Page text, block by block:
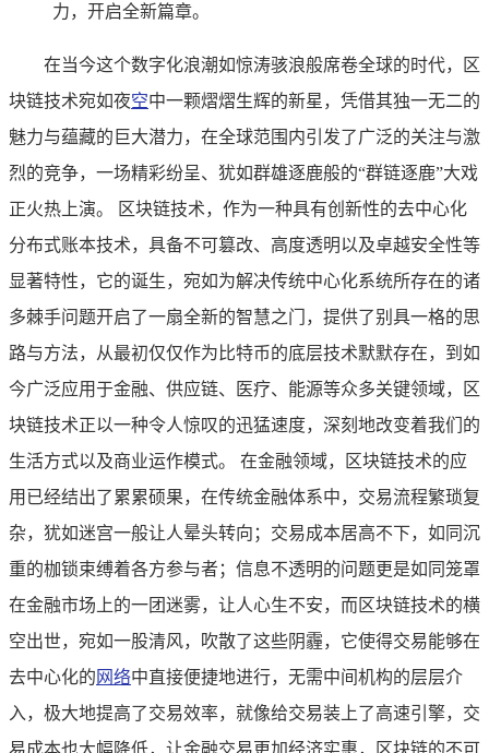
力，开启全新篇章。
在当今这个数字化浪潮如惊涛骇浪般席卷全球的时代，区
块链技术宛如夜空中一颗熠熠生辉的新星，凭借其独一无二的
魅力与蕴藏的巨大潜力，在全球范围内引发了广泛的关注与激
烈的竞争，一场精彩纷呈、犹如群雄逐鹿般的“群链逐鹿”大戏
正火热上演。 区块链技术，作为一种具有创新性的去中心化
分布式账本技术，具备不可篡改、高度透明以及卓越安全性等
显著特性，它的诞生，宛如为解决传统中心化系统所存在的诸
多棘手问题开启了一扇全新的智慧之门，提供了别具一格的思
路与方法，从最初仅仅作为比特币的底层技术默默存在，到如
今广泛应用于金融、供应链、医疗、能源等众多关键领域，区
块链技术正以一种令人惊叹的迅猛速度，深刻地改变着我们的
生活方式以及商业运作模式。 在金融领域，区块链技术的应
用已经结出了累累硕果，在传统金融体系中，交易流程繁琐复
杂，犹如迷宫一般让人晕头转向；交易成本居高不下，如同沉
重的枷锁束缚着各方参与者；信息不透明的问题更是如同笼罩
在金融市场上的一团迷雾，让人心生不安，而区块链技术的横
空出世，宛如一股清风，吹散了这些阴霾，它使得交易能够在
去中心化的 网络中直接便捷地进行，无需中间机构的层层介
入，极大地提高了交易效率，就像给交易装上了高速引擎，交
易成本也大幅降低，让金融交易更加经济实惠，区块链的不可